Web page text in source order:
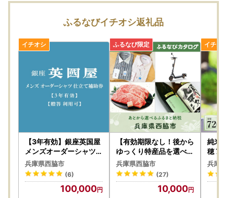
寄附者様のご都合により返礼品が発送元事業者へ返品された
場合は再送いたしかねますので、お早めにお受け取りいただ
きますようお願いいたします。
お問い合わせの際は、寄附者様氏名・申込番号を添えてお問
い合わせください。
ふるなびイチオシ返礼品
【3年有効】銀座英国屋
メンズオーダーシャツ仕
立て補助券30,000円分
／ご自身用包装（100-1
1）
兵庫県西脇市
(6)
100,000
【有効期限なし！後から
ゆっくり特産品を選べる
】兵庫県西脇市カタログ
ポイント
兵庫県西脇市
(27)
10,000
純米
穂
（
兵庫